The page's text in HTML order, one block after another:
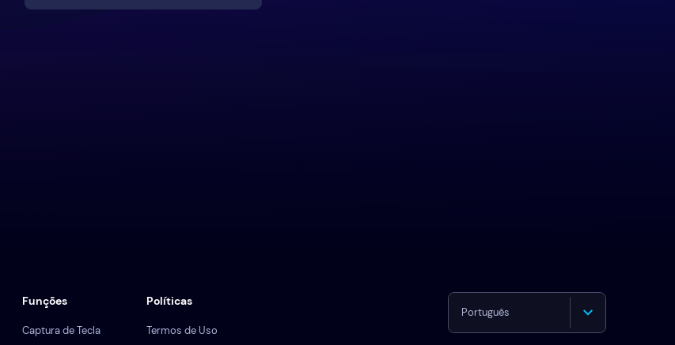
Políticas
Termos de Uso
Funções
Captura de Tecla
Português